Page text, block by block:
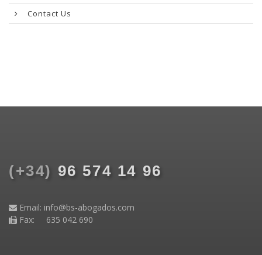
Contact Us
(+34) 96 574 14 96
Email: info@bs-abogados.com
Fax: 635 042 690